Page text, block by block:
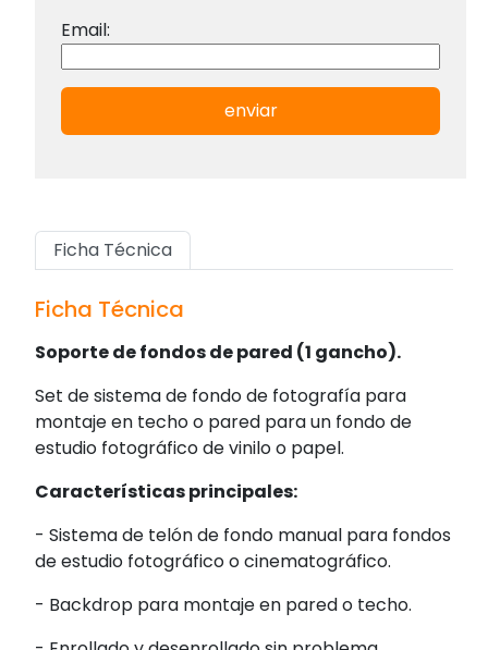
Email:
enviar
Ficha Técnica
Ficha Técnica
Soporte de fondos de pared (1 gancho).
Set de sistema de fondo de fotografía para
montaje en techo o pared para un fondo de
estudio fotográfico de vinilo o papel.
Características principales:
- Sistema de telón de fondo manual para fondos
de estudio fotográfico o cinematográfico.
- Backdrop para montaje en pared o techo.